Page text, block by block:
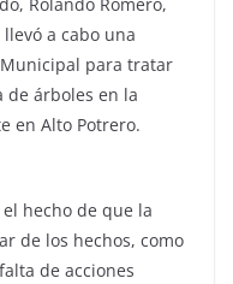
a cabo una
para tratar
árboles en la
en Alto Potrero.
hecho de que la
de los hechos, como
de acciones